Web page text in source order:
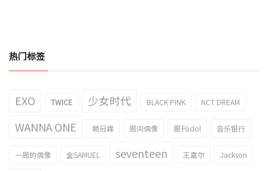
热门标签
EXO TWICE 少女时代 BLACK PINK NCT DREAM
WANNA ONE 赖冠霖 周间偶像 周刊idol 音乐银行
一周的偶像 金SAMUEL seventeen 王嘉尔 Jackson